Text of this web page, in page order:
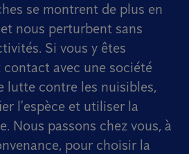
se montrent de plus en
nous perturbent sans
Si vous y êtes
avec une société
lutte contre les nuisibles,
l’espèce et utiliser la
Nous passons chez vous, à
pour choisir la